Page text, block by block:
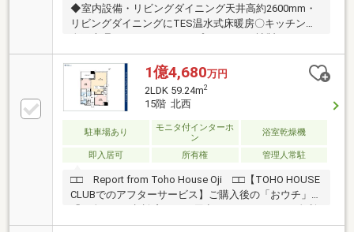
◆室内設備・リビングダイニング天井高約2600mm・
リビングダイニングにTES温水式床暖房〇キッチン・
人工大理石カウンタートップ・ショット社製ガラスト
ッププレート・シングルレバーシャワー水栓・静音シ
ンク・食器洗い乾燥機・ディスポーザー〇サニタリ
ー・三面鏡付洗面化粧台・オートバス・浴室暖房乾燥
機〇トイレ・手洗いカウンター・温水洗浄機能付暖房
便座〇セキュリティ・防犯合わせガラス・ドアスコー
プ・ダブルロック・防犯サムターン・鎌デッドボル
ト・プログレッシブシリンダーキー・屋上にヘリコプ
ターホバリングスペース・非常用発電機 ・10階以上
の住戸にスプリンクラー
1億4,680万円
2LDK 59.24m2
15階 北西
駐車場あり
モニタ付インターホ
ン
浴室乾燥機
即入居可 所有権 管理人常駐
□□ Report from Toho House Oji □□【TOHO HOUSE
CLUBでのアフターサービス】ご購入後の「おウチ」と
「お金」のご相談窓口をご用意しております！・金利
上昇時のリスクヘッジ、借換え相談、繰上返済のタイ